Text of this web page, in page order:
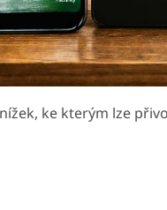
ke kterým lze